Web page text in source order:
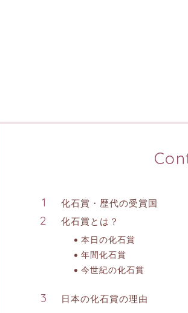
化石賞・歴代の受賞国
化石賞とは？
本日の化石賞
年間化石賞
今世紀の化石賞
日本の化石賞の理由